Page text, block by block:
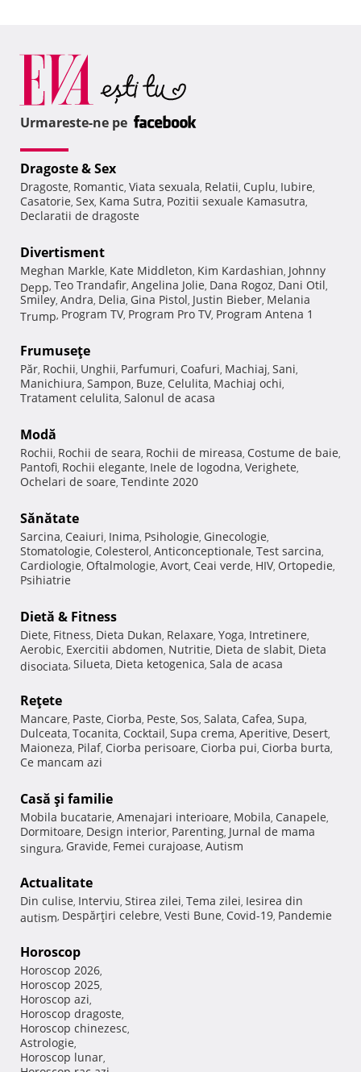
Urmareste-ne pe
Dragoste & Sex
Dragoste, Romantic, Viata sexuala, Relatii, Cuplu, Iubire,
Casatorie, Sex, Kama Sutra, Pozitii sexuale Kamasutra,
Declaratii de dragoste
Divertisment
Meghan Markle, Kate Middleton, Kim Kardashian, Johnny
Depp, Teo Trandafir, Angelina Jolie, Dana Rogoz, Dani Otil,
Smiley, Andra, Delia, Gina Pistol, Justin Bieber, Melania
Trump, Program TV, Program Pro TV, Program Antena 1
Frumuseţe
Păr, Rochii, Unghii, Parfumuri, Coafuri, Machiaj, Sani,
Manichiura, Sampon, Buze, Celulita, Machiaj ochi,
Tratament celulita, Salonul de acasa
Modă
Rochii, Rochii de seara, Rochii de mireasa, Costume de baie,
Pantofi, Rochii elegante, Inele de logodna, Verighete,
Ochelari de soare, Tendinte 2020
Sănătate
Sarcina, Ceaiuri, Inima, Psihologie, Ginecologie,
Stomatologie, Colesterol, Anticonceptionale, Test sarcina,
Cardiologie, Oftalmologie, Avort, Ceai verde, HIV, Ortopedie,
Psihiatrie
Dietă & Fitness
Diete, Fitness, Dieta Dukan, Relaxare, Yoga, Intretinere,
Aerobic, Exercitii abdomen, Nutritie, Dieta de slabit, Dieta
disociata, Silueta, Dieta ketogenica, Sala de acasa
Reţete
Mancare, Paste, Ciorba, Peste, Sos, Salata, Cafea, Supa,
Dulceata, Tocanita, Cocktail, Supa crema, Aperitive, Desert,
Maioneza, Pilaf, Ciorba perisoare, Ciorba pui, Ciorba burta,
Ce mancam azi
Casă şi familie
Mobila bucatarie, Amenajari interioare, Mobila, Canapele,
Dormitoare, Design interior, Parenting, Jurnal de mama
singura, Gravide, Femei curajoase, Autism
Actualitate
Din culise, Interviu, Stirea zilei, Tema zilei, Iesirea din
autism, Despărţiri celebre, Vesti Bune, Covid-19, Pandemie
Horoscop
Horoscop 2026,
Horoscop 2025,
Horoscop azi,
Horoscop dragoste,
Horoscop chinezesc,
Astrologie,
Horoscop lunar,